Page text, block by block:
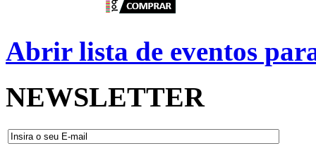
Abrir lista de eventos
NEWSLETTER